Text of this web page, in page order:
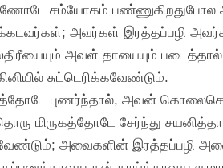
சம்யோகம் பண்ணுகிறதுபோல
அவர்கள் இரத்தப்பழி
அவள் தாயையும்
சுட்டெரிக்கவேண்டும்.
புணர்ந்தால், அவன்
மிருகத்தோடே சேர்ந்து
அவைகளின் இரத்தப்பழி